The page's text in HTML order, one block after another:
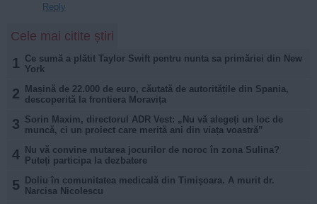
Reply
Cele mai citite știri
1 Ce sumă a plătit Taylor Swift pentru nunta sa primăriei din New
York
2
Mașină de 22.000 de euro, căutată de autoritățile din Spania,
descoperită la frontiera Moravița
3 Sorin Maxim, directorul ADR Vest: „Nu vă alegeți un loc de
muncă, ci un proiect care merită ani din viața voastră”
4
Nu vă convine mutarea jocurilor de noroc în zona Sulina?
Puteți participa la dezbatere
5
Doliu în comunitatea medicală din Timișoara. A murit dr.
Narcisa Nicolescu